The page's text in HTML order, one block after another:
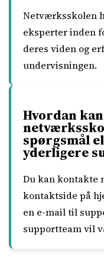
Netværksskolen
eksperter inden
deres viden og
undervisningen.
Hvordan
spørgsmål
yderligere
Du kan kontakte
kontaktside på
en e-mail til
supportteam vil